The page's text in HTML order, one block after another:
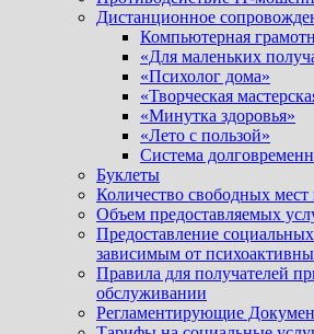
Дистанционное
Компьютерная
«Для маленьких
«Психолог дома»
«Творческая
«Минутка здоровья»
«Лето с пользой»
Система
Буклеты
Количество свободных мест
Объем предоставляемых
Предоставление
зависимым от
Правила для получателей
обслуживании
Регламентирующие